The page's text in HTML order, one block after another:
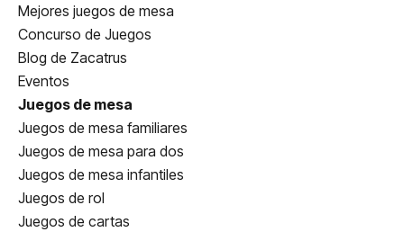
Mejores juegos de mesa
Concurso de Juegos
Blog de Zacatrus
Eventos
Juegos de mesa
Juegos de mesa familiares
Juegos de mesa para dos
Juegos de mesa infantiles
Juegos de rol
Juegos de cartas